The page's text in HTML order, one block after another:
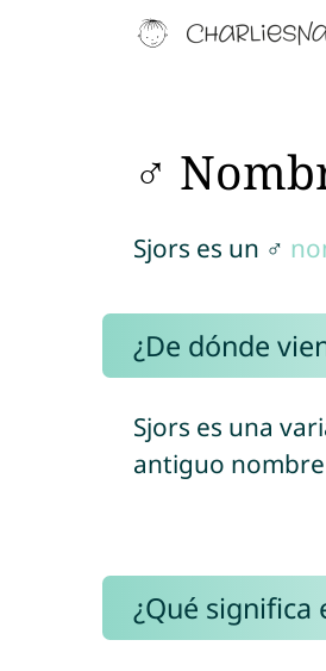
♂
Sjors es un ♂
¿De dónde
Sjors es una
antiguo nombre
¿Qué significa